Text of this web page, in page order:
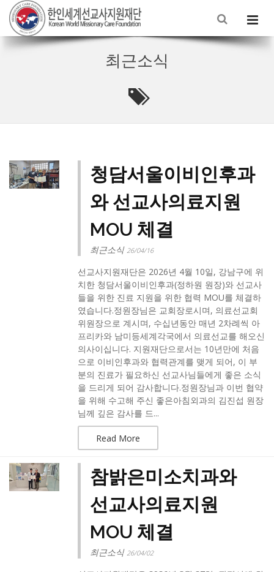
최근소식
청담서울이비인후과
와 선교사의료지원
MOU 체결
최근소식 26/04/16
선교사지원재단은 2026년 4월 10일, 강남구에 위
치한 청담서울이비인후과(정하원 원장)와 선교사
들을 위한 진료 지원을 위한 협력 MOU를 체결하
였습니다.​정원장님은 교회장로시며, 의료선교회
위원장으로 계시며, 수십년동안 매년 2차례씩 아
프리카와 남미등세계각국에서 의료선교를 해오신
의사이십니다. 지원재단으로서는 10년만에 처음
으로 이비인후과와 협력관계를 맺게 되어, 이 부
분의 진료가 필요하신 선교사님들에게 좋은 소식
을 드리게 되어 감사합니다.정원장님과 이번 협약
을 위해 수고해 주신 좋은아침외과의 김진섭 원장
님께 깊은 감사를 드...
Read More
참밝은미소치과와
선교사의료지원
MOU 체결
최근소식 26/04/02